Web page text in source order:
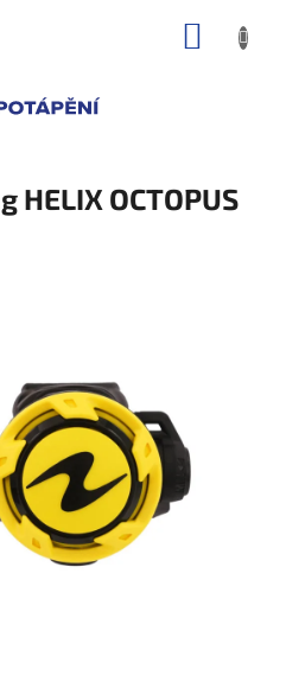
OCTOPUS